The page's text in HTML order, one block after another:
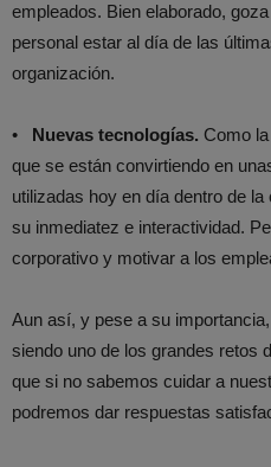
empleados. Bien elaborado,
personal estar al día de las
organización.
• Nuevas tecnologías. Como
que se están convirtiendo en
utilizadas hoy en día dentro de
su inmediatez e interactividad.
corporativo y motivar a los
Aun así, y pese a su
siendo uno de los grandes retos
que si no sabemos cuidar a
podremos dar respuestas